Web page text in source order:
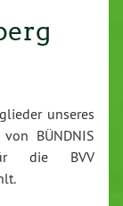
unseres
BÜNDNIS
die BVV